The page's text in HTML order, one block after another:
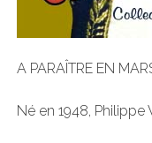
A PARAÎTRE EN
Né en 1948, Philippe